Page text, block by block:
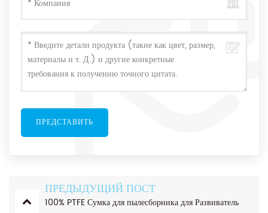
ПРЕДЫДУЩИЙ ПОСТ
100% PTFE Сумка для пылесборника для Развиватель